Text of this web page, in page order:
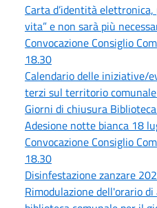
Carta d’identità
vita” e non sarà più
Convocazione Consiglio
18.30
Calendario delle iniziative/
terzi sul territorio
Giorni di chiusura
Adesione notte bianca 18
Convocazione Consiglio
18.30
Disinfestazione zanzare
Rimodulazione dell'orario